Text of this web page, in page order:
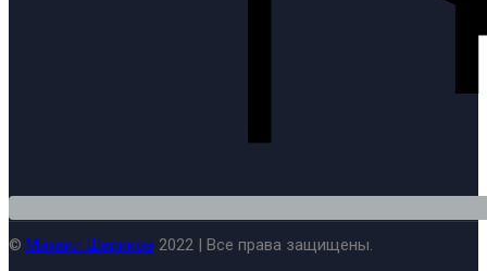
© Михаил Шариков 2022 | Все права защищены.